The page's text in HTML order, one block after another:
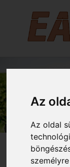
Az
Az oldal